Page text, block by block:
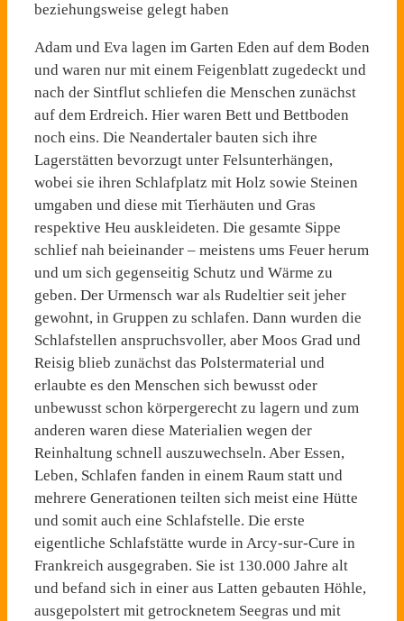
beziehungsweise gelegt haben
Adam und Eva lagen im Garten Eden auf dem Boden
und waren nur mit einem Feigenblatt zugedeckt und
nach der Sintflut schliefen die Menschen zunächst
auf dem Erdreich. Hier waren Bett und Bettboden
noch eins. Die Neandertaler bauten sich ihre
Lagerstätten bevorzugt unter Felsunterhängen,
wobei sie ihren Schlafplatz mit Holz sowie Steinen
umgaben und diese mit Tierhäuten und Gras
respektive Heu auskleideten. Die gesamte Sippe
schlief nah beieinander – meistens ums Feuer herum
und um sich gegenseitig Schutz und Wärme zu
geben. Der Urmensch war als Rudeltier seit jeher
gewohnt, in Gruppen zu schlafen. Dann wurden die
Schlafstellen anspruchsvoller, aber Moos Grad und
Reisig blieb zunächst das Polstermaterial und
erlaubte es den Menschen sich bewusst oder
unbewusst schon körpergerecht zu lagern und zum
anderen waren diese Materialien wegen der
Reinhaltung schnell auszuwechseln. Aber Essen,
Leben, Schlafen fanden in einem Raum statt und
mehrere Generationen teilten sich meist eine Hütte
und somit auch eine Schlafstelle. Die erste
eigentliche Schlafstätte wurde in Arcy-sur-Cure in
Frankreich ausgegraben. Sie ist 130.000 Jahre alt
und befand sich in einer aus Latten gebauten Höhle,
ausgepolstert mit getrocknetem Seegras und mit